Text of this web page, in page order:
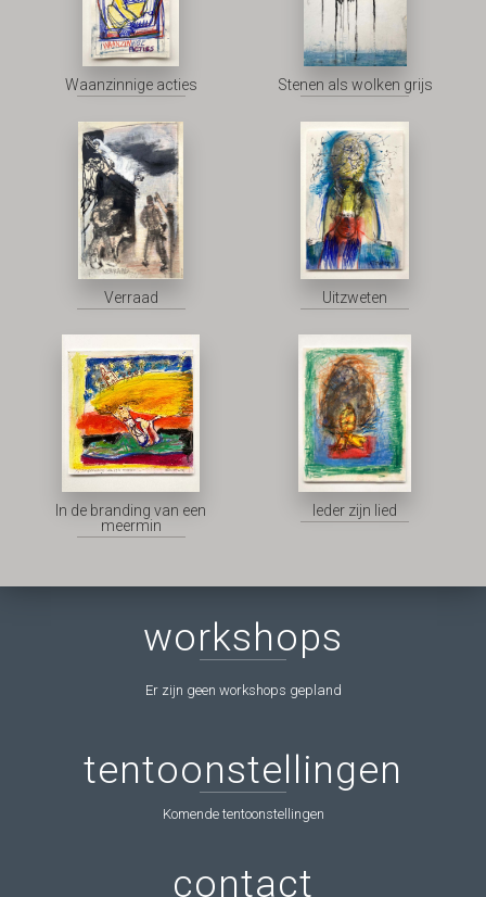
Waanzinnige acties Stenen als wolken grijs
Verraad Uitzweten
In de branding van een
meermin
Ieder zijn lied
workshops
Er zijn geen workshops gepland
contact
tentoonstellingen
Komende tentoonstellingen